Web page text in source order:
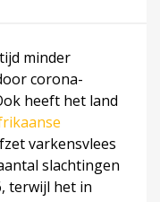
minder
corona-
heeft het land
varkensvlees
slachtingen
terwijl het in